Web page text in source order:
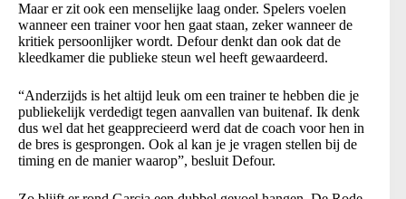
Maar er zit ook een menselijke laag onder. Spelers voelen
wanneer een trainer voor hen gaat staan, zeker wanneer de
kritiek persoonlijker wordt. Defour denkt dan ook dat de
kleedkamer die publieke steun wel heeft gewaardeerd.
“Anderzijds is het altijd leuk om een trainer te hebben die je
publiekelijk verdedigt tegen aanvallen van buitenaf. Ik denk
dus wel dat het geapprecieerd werd dat de coach voor hen in
de bres is gesprongen. Ook al kan je je vragen stellen bij de
timing en de manier waarop”, besluit Defour.